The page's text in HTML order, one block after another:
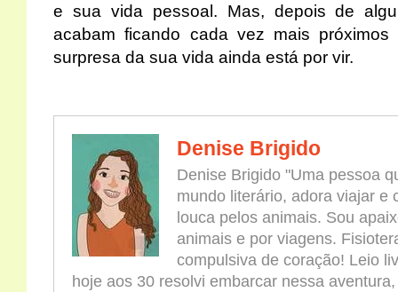
e sua vida pessoal. Mas, depois de
acabam ficando cada vez mais
surpresa da sua vida ainda está por vir.
Denise Brigido
Denise Brigido "Uma pessoa
mundo literário, adora viajar e
louca pelos animais. Sou
animais e por viagens.
compulsiva de coração! Leio
hoje aos 30 resolvi embarcar nessa